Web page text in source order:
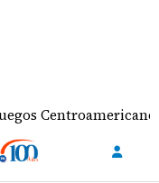
y del